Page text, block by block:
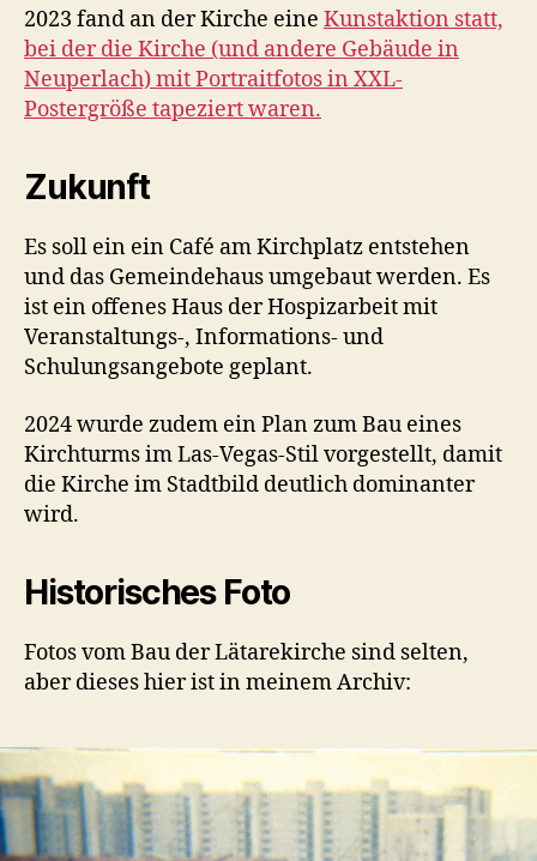
2023 fand an der Kirche eine Kunstaktion statt,
bei der die Kirche (und andere Gebäude in
Neuperlach) mit Portraitfotos in XXL-
Postergröße tapeziert waren.
Zukunft
Es soll ein ein Café am Kirchplatz entstehen
und das Gemeindehaus umgebaut werden. Es
ist ein offenes Haus der Hospizarbeit mit
Veranstaltungs-, Informations- und
Schulungsangebote geplant.
2024 wurde zudem ein Plan zum Bau eines
Kirchturms im Las-Vegas-Stil vorgestellt, damit
die Kirche im Stadtbild deutlich dominanter
wird.
Historisches Foto
Fotos vom Bau der Lätarekirche sind selten,
aber dieses hier ist in meinem Archiv: